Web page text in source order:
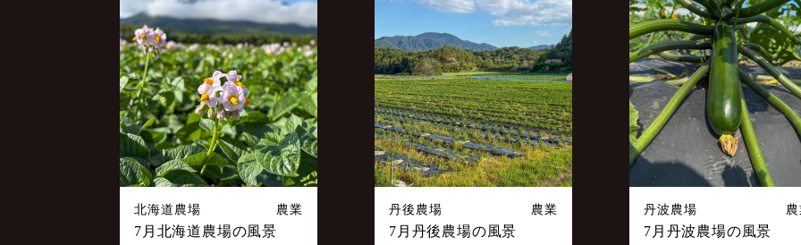
シ
ョ
ン
北海道農場 農業
7月北海道農場の風景
丹後農場 農業
7月丹後農場の風景
丹波農場
7月丹波農場の風景